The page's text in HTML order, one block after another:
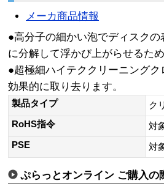
メーカ商品情報
●高分子の細かい泡でディスク
に分解して浮かび上がらせるた
●超極細ハイテククリーニング
効果的に取り去ります。
製品タイプ
ク
RoHS指令
対
PSE
対
ぷらっとオンライン ご購入の